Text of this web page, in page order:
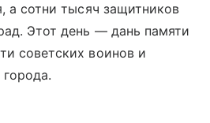
а сотни тысяч защитников
Этот день — дань памяти
советских воинов и